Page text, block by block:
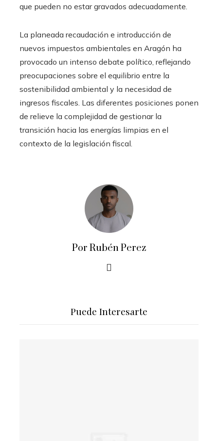
que pueden no estar gravados adecuadamente.
La planeada recaudación e introducción de
nuevos impuestos ambientales en Aragón ha
provocado un intenso debate político, reflejando
preocupaciones sobre el equilibrio entre la
sostenibilidad ambiental y la necesidad de
ingresos fiscales. Las diferentes posiciones ponen
de relieve la complejidad de gestionar la
transición hacia las energías limpias en el
contexto de la legislación fiscal.
Por Rubén Perez
Puede Interesarte